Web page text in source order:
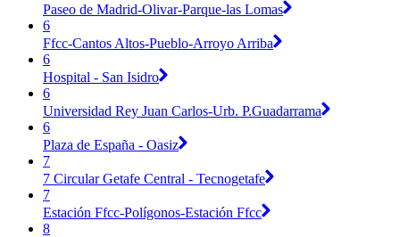
Paseo de Madrid-Olivar-Parque-las Lomas
6
Ffcc-Cantos Altos-Pueblo-Arroyo Arriba
6
Hospital - San Isidro
6
Universidad Rey Juan Carlos-Urb. P.Guadarrama
6
Plaza de España - Oasiz
7
7 Circular Getafe Central - Tecnogetafe
7
Estación Ffcc-Polígonos-Estación Ffcc
8